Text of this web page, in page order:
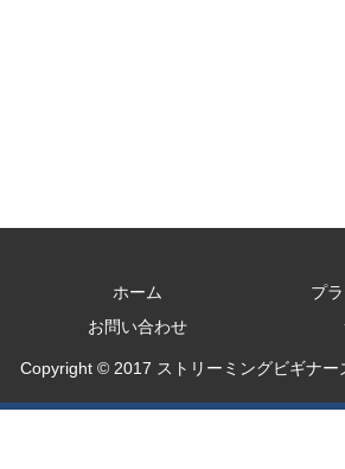
ホーム
プ
お問い合わせ
Copyright © 2017 ストリーミングビギナー